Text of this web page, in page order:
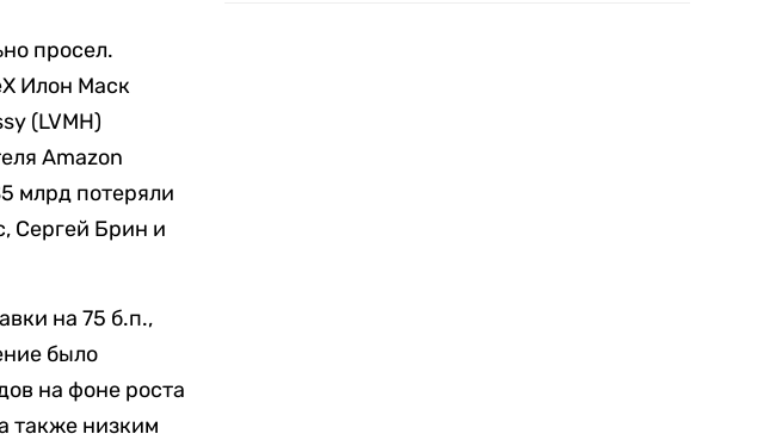
просел.
Илон Маск
(LVMH)
Amazon
млрд потеряли
Сергей Брин и
на 75 б.п.,
было
на фоне роста
также низким